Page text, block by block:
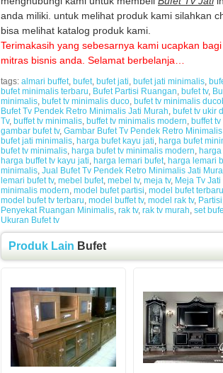
anda miliki. untuk melihat produk kami silahkan
bisa melihat katalog produk kami.
Terimakasih yang sebesarnya kami ucapkan
mitras bisnis anda. Selamat berbelanja…
tags: almari buffet, bufet, bufet jati, bufet jati minimalis,
bufet minimalis terbaru, Bufet Partisi Ruangan, bufet tv,
minimalis, bufet tv minimalis duco, bufet tv minimalis
Bufet Tv Pendek Retro Minimalis Jati Murah, bufet tv ukir
Tv, buffet tv minimalis, buffet tv minimalis modern, buffet
gambar bufet tv, Gambar Bufet Tv Pendek Retro
bufet jati minimalis, harga bufet kayu jati, harga bufet
bufet tv minimalis, harga bufet tv minimalis modern,
harga buffet tv kayu jati, harga lemari bufet, harga lemari
minimalis, Jual Bufet Tv Pendek Retro Minimalis Jati
lemari bufet tv, mebel bufet, mebel tv, meja tv, Meja Tv
minimalis modern, model bufet partisi, model bufet terbaru
model bufet tv terbaru, model buffet tv, model rak tv, Partisi
Penyekat Ruangan Minimalis, rak tv, rak tv murah, set
Ukuran Bufet tv
Produk Lain Bufet